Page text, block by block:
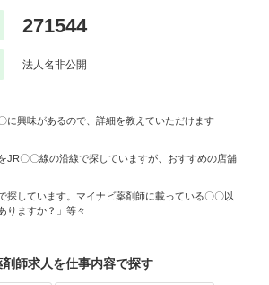
271544
法人名非公開
に興味があるので、詳細を教えていただけます
JR〇〇線の沿線で探していますが、おすすめの店舗
探しています。マイナビ薬剤師に載っている〇〇以
りますか？」等々
師求人を仕事内容で探す